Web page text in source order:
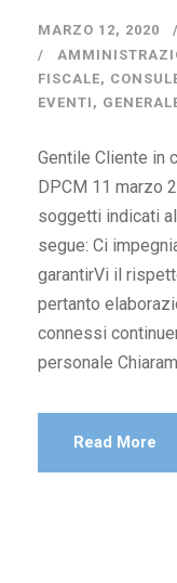
MARZO 12, 2020
FISCALE,
EVENTI ,
Gentile Cliente in
DPCM 11 marzo
soggetti indicati
segue: Ci
garantirVi il
pertanto
connessi
personale
Read More